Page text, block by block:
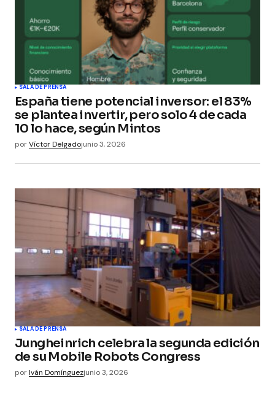
SALA DE PRENSA
España tiene potencial inversor: el 83%
se plantea invertir, pero solo 4 de cada
10 lo hace, según Mintos
porVíctor Delgadojunio 3, 2026
SALA DE PRENSA
Jungheinrich celebra la segunda edición
de su Mobile Robots Congress
porIván Domínguezjunio 3, 2026